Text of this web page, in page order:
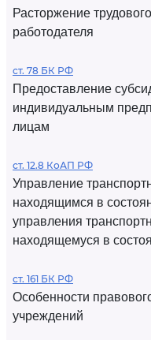
Расторжение
работодателя
ст. 78 БК РФ
Предоставление
индивидуальным
лицам
ст. 12.8 КоАП РФ
Управление
находящимся в
управления
находящемуся в
ст. 161 БК РФ
Особенности
учреждений